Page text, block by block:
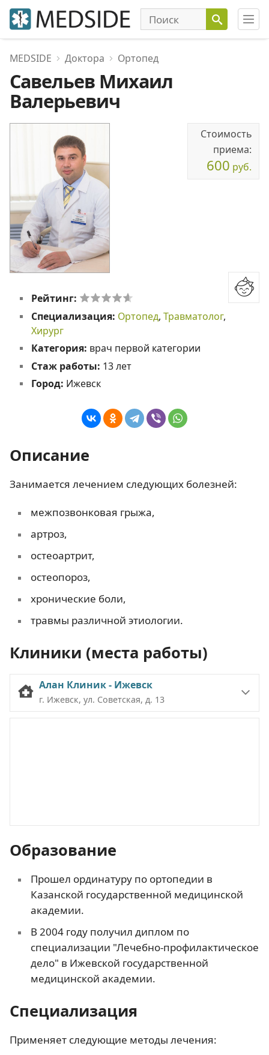
MEDSIDE Доктора Ортопед
Савельев Михаил
Валерьевич
Стоимость
приема:
600 руб.
Рейтинг:
Специализация: Ортопед, Травматолог,
Хирург
Категория: врач первой категории
Стаж работы: 13 лет
Город: Ижевск
Описание
Занимается лечением следующих болезней:
межпозвонковая грыжа,
артроз,
остеоартрит,
остеопороз,
хронические боли,
травмы различной этиологии.
Клиники (места работы)
Алан Клиник - Ижевск
г. Ижевск, ул. Советская, д. 13
Образование
Прошел ординатуру по ортопедии в
Казанской государственной медицинской
академии.
В 2004 году получил диплом по
специализации "Лечебно-профилактическое
дело" в Ижевской государственной
медицинской академии.
Специализация
Применяет следующие методы лечения: